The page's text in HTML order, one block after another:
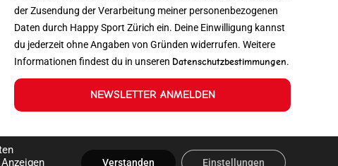
der Zusendung der Verarbeitung meiner personenbezogenen
Daten durch Happy Sport Zürich ein. Deine Einwilligung kannst
du jederzeit ohne Angaben von Gründen widerrufen. Weitere
Informationen findest du in unseren Datenschutzbestimmungen.
NEWSLETTER ANMELDEN
Verstanden Einstellungen